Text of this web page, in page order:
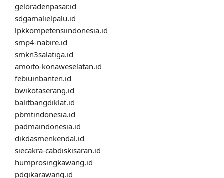
geloradenpasar.id
sdgamalielpalu.id
lpkkompetensiindonesia.id
smp4-nabire.id
smkn3salatiga.id
amoito-konaweselatan.id
febiuinbanten.id
bwikotaserang.id
balitbangdiklat.id
pbmtindonesia.id
padmaindonesia.id
dikdasmenkendal.id
siecakra-cabdiskisaran.id
humprosingkawang.id
pdgikarawang.id